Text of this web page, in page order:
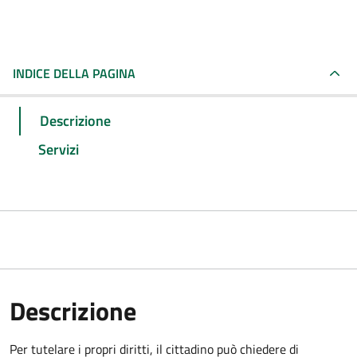
INDICE DELLA PAGINA
Descrizione
Servizi
Descrizione
Per tutelare i propri diritti, il cittadino può chiedere di